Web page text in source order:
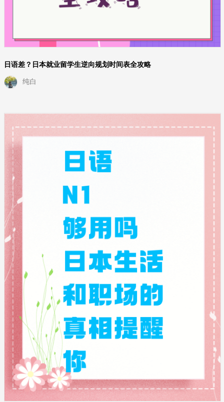
日语差？日本就业留学生逆向规划时间表全攻略
纯白